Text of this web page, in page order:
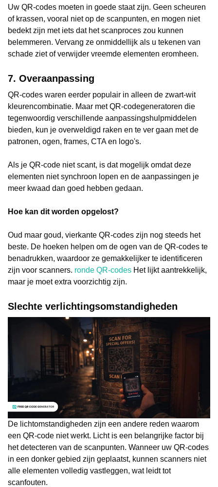
Uw QR-codes moeten in goede staat zijn. Geen scheuren
of krassen, vooral niet op de scanpunten, en mogen niet
bedekt zijn met iets dat het scanproces zou kunnen
belemmeren. Vervang ze onmiddellijk als u tekenen van
schade ziet of verwijder vreemde elementen eromheen.
7. Overaanpassing
QR-codes waren eerder populair in alleen de zwart-wit
kleurencombinatie. Maar met QR-codegeneratoren die
tegenwoordig verschillende aanpassingshulpmiddelen
bieden, kun je overweldigd raken en te ver gaan met de
patronen, ogen, frames, CTA en logo's.
Als je QR-code niet scant, is dat mogelijk omdat deze
elementen niet synchroon lopen en de aanpassingen je
meer kwaad dan goed hebben gedaan.
Hoe kan dit worden opgelost?
Oud maar goud, vierkante QR-codes zijn nog steeds het
beste. De hoeken helpen om de ogen van de QR-codes te
benadrukken, waardoor ze gemakkelijker te identificeren
zijn voor scanners. ronde QR-codes Het lijkt aantrekkelijk,
maar je moet extra voorzichtig zijn.
Slechte verlichtingsomstandigheden
De lichtomstandigheden zijn een andere reden waarom
een QR-code niet werkt. Licht is een belangrijke factor bij
het detecteren van de scanpunten. Wanneer uw QR-codes
in een donker gebied zijn geplaatst, kunnen scanners niet
alle elementen volledig vastleggen, wat leidt tot
scanfouten.